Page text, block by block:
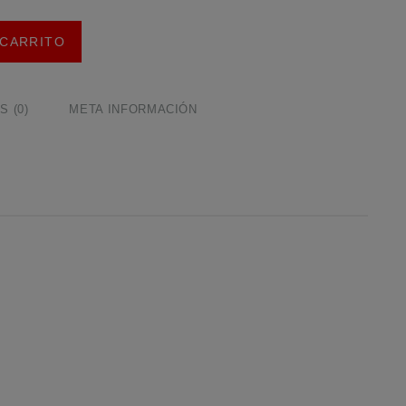
(0) META INFORMACIÓN